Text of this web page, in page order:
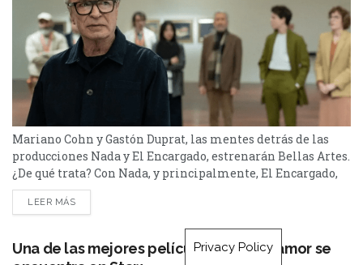
Mariano Cohn y Gastón Duprat, las mentes detrás de las
producciones Nada y El Encargado, estrenarán Bellas Artes.
¿De qué trata? Con Nada, y principalmente, El Encargado,
Mariano Cohn y Gastón Duprat regresaron a la primera
plana nacional. De la mano de Guillermo Francella, la
total. Ahora, con la...
LEER MÁS
Una de las mejores películas sobre el amor se
Privacy Policy